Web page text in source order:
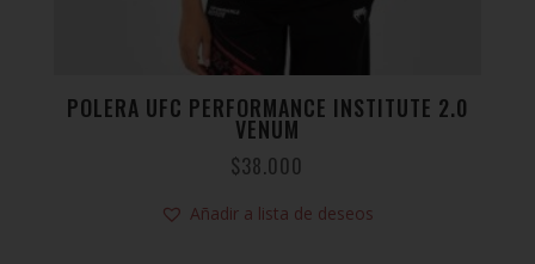
POLERA UFC PERFORMANCE INSTITUTE 2.0
VENUM
$38.000
Añadir a lista de deseos